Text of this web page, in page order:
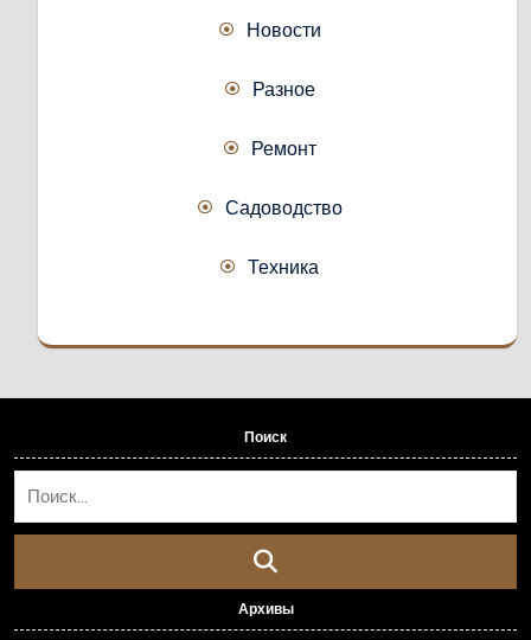
Новости
Разное
Ремонт
Садоводство
Техника
Поиск
Архивы